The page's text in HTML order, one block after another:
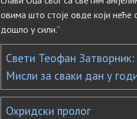
овима што стоје овде који неће
дошло у сили.”
Свети Теофан Затворник:
Мисли за сваки дан у
Охридски пролог